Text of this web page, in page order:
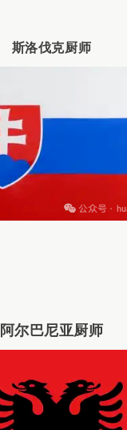
斯洛伐克厨师
阿尔巴尼亚厨师